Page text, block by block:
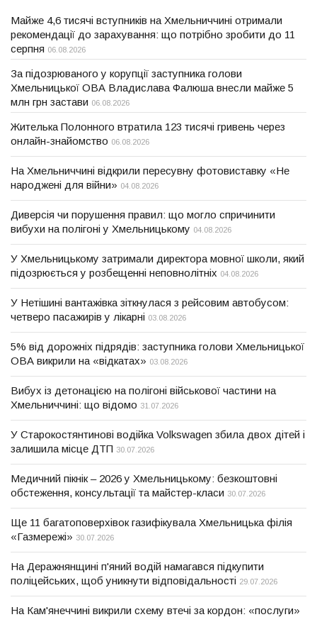
Майже 4,6 тисячі вступників на Хмельниччині отримали
рекомендації до зарахування: що потрібно зробити до 11
серпня 06.08.2026
За підозрюваного у корупції заступника голови
Хмельницької ОВА Владислава Фалюша внесли майже 5
млн грн застави 06.08.2026
Жителька Полонного втратила 123 тисячі гривень через
онлайн-знайомство 06.08.2026
На Хмельниччині відкрили пересувну фотовиставку «Не
народжені для війни» 04.08.2026
Диверсія чи порушення правил: що могло спричинити
вибухи на полігоні у Хмельницькому 04.08.2026
У Хмельницькому затримали директора мовної школи, який
підозрюється у розбещенні неповнолітніх 04.08.2026
У Нетішині вантажівка зіткнулася з рейсовим автобусом:
четверо пасажирів у лікарні 03.08.2026
5% від дорожніх підрядів: заступника голови Хмельницької
ОВА викрили на «відкатах» 03.08.2026
Вибух із детонацією на полігоні військової частини на
Хмельниччині: що відомо 31.07.2026
У Старокостянтинові водійка Volkswagen збила двох дітей і
залишила місце ДТП 30.07.2026
Медичний пікнік – 2026 у Хмельницькому: безкоштовні
обстеження, консультації та майстер-класи 30.07.2026
Ще 11 багатоповерхівок газифікувала Хмельницька філія
«Газмережі» 30.07.2026
На Деражнянщині п'яний водій намагався підкупити
поліцейських, щоб уникнути відповідальності 29.07.2026
На Кам'янеччині викрили схему втечі за кордон: «послуги»